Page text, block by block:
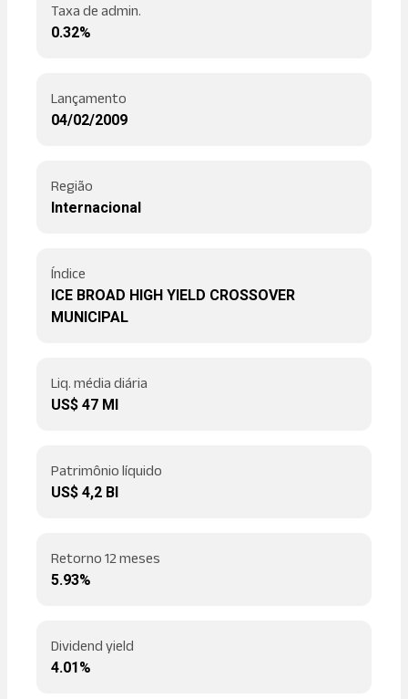
Taxa de admin.
0.32%
Lançamento
04/02/2009
Região
Internacional
Índice
ICE BROAD HIGH YIELD CROSSOVER
MUNICIPAL
Liq. média diária
US$ 47 MI
Patrimônio líquido
US$ 4,2 BI
Retorno 12 meses
5.93%
Dividend yield
4.01%